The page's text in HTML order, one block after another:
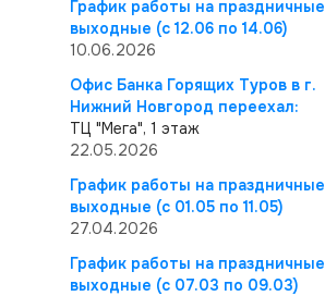
График работы на праздничные
выходные (с 12.06 по 14.06)
10.06.2026
Офис Банка Горящих Туров в г.
Нижний Новгород переехал:
ТЦ "Мега", 1 этаж
22.05.2026
График работы на праздничные
выходные (с 01.05 по 11.05)
27.04.2026
График работы на праздничные
выходные (с 07.03 по 09.03)